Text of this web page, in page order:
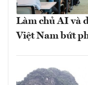
Làm chủ AI và
Việt Nam bứt